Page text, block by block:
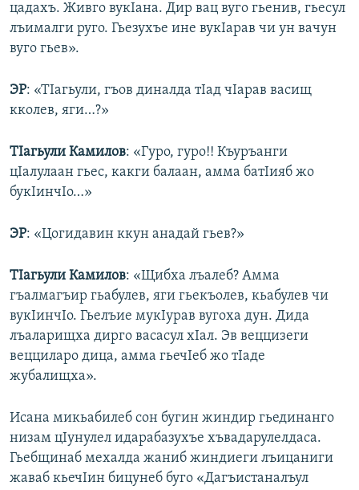
цадахъ. Живго вукIана. Дир вац вуго гьенив, гьесул
лъималги руго. Гьезухъе ине вукIарав чи ун вачун
вуго гьев».
ЭР: «ТIагьули, гъов диналда тIад чIарав васищ
кколев, яги…?»
ТIагьули Камилов: «Гуро, гуро!! Къуръанги
цIалулаан гьес, какги балаан, амма батIияб жо
букIинчIо…»
ЭР: «Цогидавин ккун анадай гьев?»
ТIагьули Камилов: «Щибха лъалеб? Амма
гъалмагъир гьабулев, яги гьекъолев, кьабулев чи
вукIинчIо. Гьелъие мукIурав вугоха дун. Дида
лъаларищха дирго васасул хIал. Эв веццизеги
вецциларо дица, амма гьечIеб жо тIаде
жубалищха».
Исана микьабилеб сон бугин жиндир гьединанго
низам цIунулел идарабазухъе хъвадарулелдаса.
Гьебщинаб мехалда жаниб жиндиеги лъицаниги
жаваб кьечIин бицунеб буго «Дагъистаналъул